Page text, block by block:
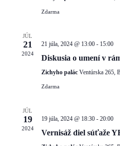
Zdarma
JÚL
21
2024
21 júla, 2024 @ 13:00- 15:00
Diskusia o umení v
Zichyho palác Ventúrska 265,
Zdarma
JÚL
19
2024
19 júla, 2024 @ 18:30- 20:00
Vernisáž diel súťaže